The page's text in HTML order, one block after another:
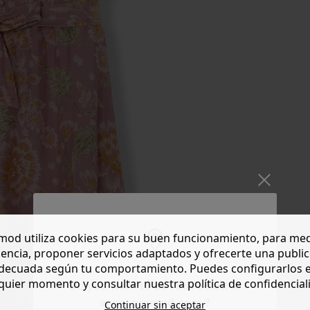
Do you want to be redirected to
www.promod.com ?
utiliza cookies para su buen funcionamiento, para
proponer servicios adaptados y ofrecerte una
según tu comportamiento. Puedes configurarlos
momento y consultar nuestra política de
Continuar sin aceptar